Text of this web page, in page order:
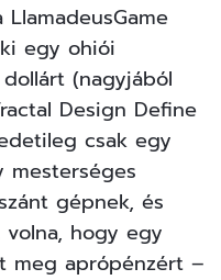
egy ohiói
(nagyjából
Design Define
csak egy
gépnek, és
hogy egy
meg aprópénzért –